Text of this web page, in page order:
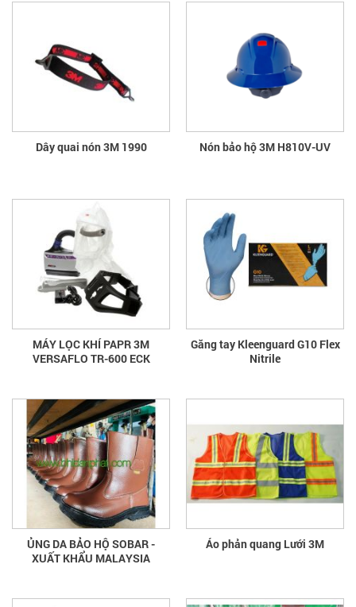
Dây quai nón 3M 1990 Nón bảo hộ 3M H810V-UV
MÁY LỌC KHÍ PAPR 3M
VERSAFLO TR-600 ECK
Găng tay Kleenguard G10 Flex
Nitrile
ỦNG DA BẢO HỘ SOBAR -
XUẤT KHẨU MALAYSIA
Áo phản quang Lưới 3M